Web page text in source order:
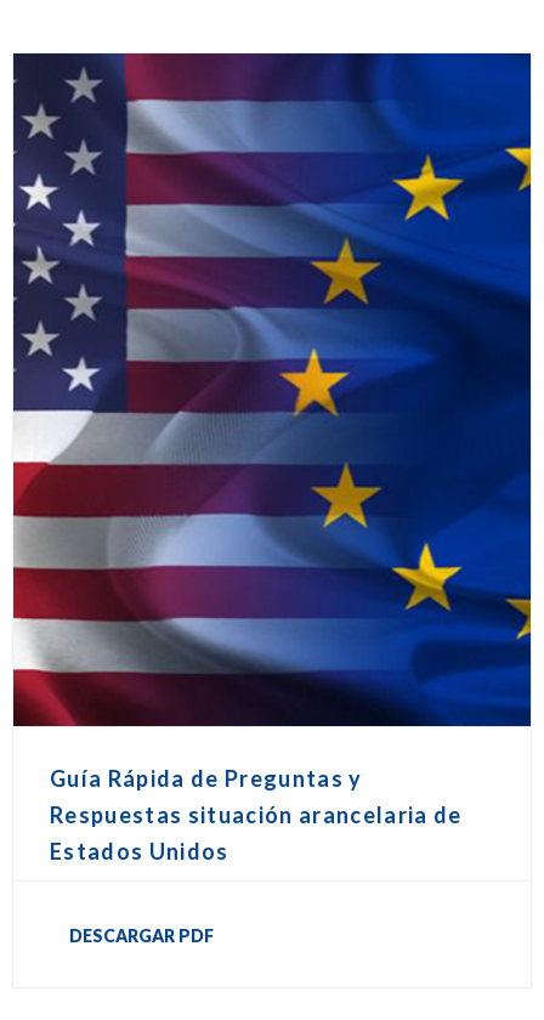
Guía Rápida de Preguntas y
Respuestas situación arancelaria de
Estados Unidos
DESCARGAR PDF